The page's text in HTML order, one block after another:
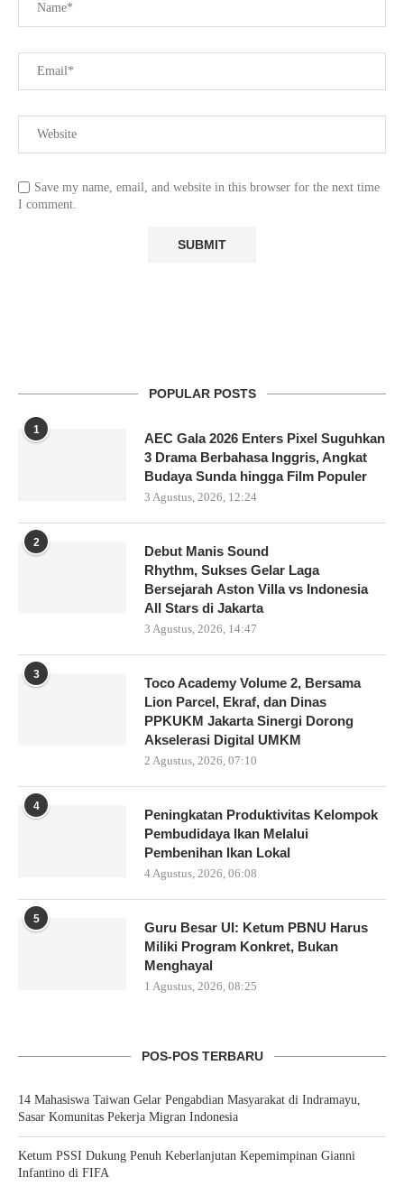
Save my name, email, and website in this browser for the next time
I comment.
POPULAR POSTS
1
AEC Gala 2026 Enters Pixel Suguhkan
3 Drama Berbahasa Inggris, Angkat
Budaya Sunda hingga Film Populer
3 Agustus, 2026, 12:24
2
Debut Manis Sound
Rhythm, Sukses Gelar Laga
Bersejarah Aston Villa vs Indonesia
All Stars di Jakarta
3 Agustus, 2026, 14:47
3
Toco Academy Volume 2, Bersama
Lion Parcel, Ekraf, dan Dinas
PPKUKM Jakarta Sinergi Dorong
Akselerasi Digital UMKM
2 Agustus, 2026, 07:10
4
Peningkatan Produktivitas Kelompok
Pembudidaya Ikan Melalui
Pembenihan Ikan Lokal
4 Agustus, 2026, 06:08
5
Guru Besar UI: Ketum PBNU Harus
Miliki Program Konkret, Bukan
Menghayal
1 Agustus, 2026, 08:25
POS-POS TERBARU
14 Mahasiswa Taiwan Gelar Pengabdian Masyarakat di Indramayu,
Sasar Komunitas Pekerja Migran Indonesia
Ketum PSSI Dukung Penuh Keberlanjutan Kepemimpinan Gianni
Infantino di FIFA